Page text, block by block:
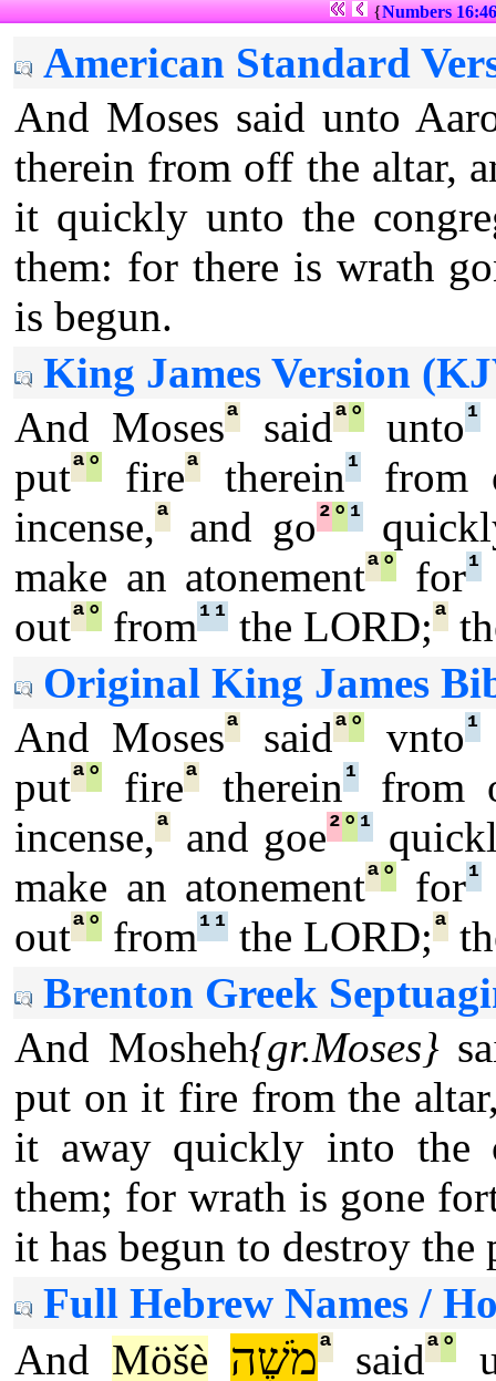
{Numbers 16:46
American Standard
And Moses said unto
therein from off the altar,
it quickly unto the
them: for there is wrath
is begun.
King James Version
And Mosesª saidª°unto¹
putª° fireª therein¹from
incense,ª and go²° ¹
make an atonementª° for¹
outª° from¹ ¹ the LORD;ª
Original King James
And Mosesª saidª°vnto¹
putª° fireª therein¹from
incense,ª and goe²° ¹
make an atonementª° for¹
outª° from¹ ¹ the LORD;ª
Brenton Greek
And Mosheh{gr.Moses}
put on it fire from the
it away quickly into the
them; for wrath is gone
it has begun to destroy the
Full Hebrew Names /
And Möšè מֹשֶׁהª saidª°